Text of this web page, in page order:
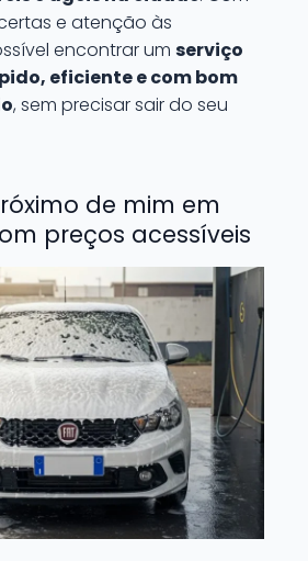
e atenção às
encontrar um serviço
eficiente e com bom
, sem precisar sair do seu
de mim em
preços acessíveis